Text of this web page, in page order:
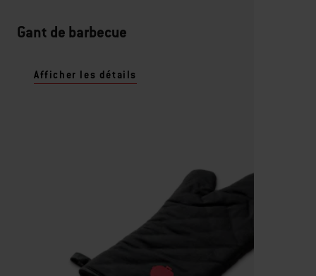
Gant de barbecue
Afficher les détails